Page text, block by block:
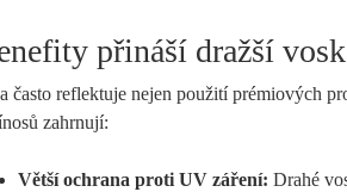
přináší dražší
často reflektuje nejen použití prémiových
zahrnují:
Větší ochrana proti UV záření: Drahé